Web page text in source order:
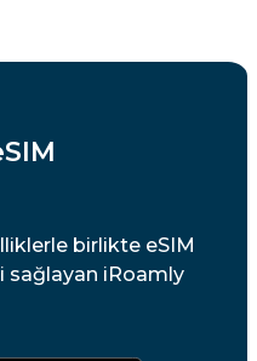
birlikte eSIM
sağlayan iRoamly